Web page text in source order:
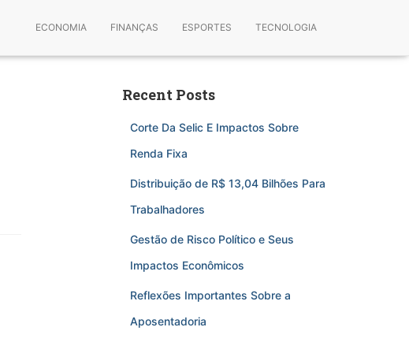
ECONOMIA FINANÇAS ESPORTES TECNOLOGIA
Recent Posts
Corte Da Selic E Impactos Sobre
Renda Fixa
Distribuição de R$ 13,04 Bilhões Para
Trabalhadores
Gestão de Risco Político e Seus
Impactos Econômicos
Reflexões Importantes Sobre a
Aposentadoria